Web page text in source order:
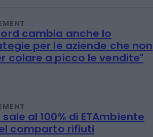
cambia anche lo
per le aziende che non
colare a picco le vendite"
al 100% di ETAmbiente
comparto rifiuti